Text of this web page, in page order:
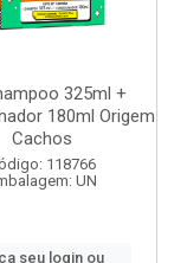
325ml +
180ml Origem
Cachos
118766
UN
seu login ou